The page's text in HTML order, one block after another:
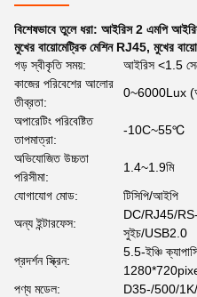
বিশেষভাবে তুলে ধরা: আইরিস 2 এমপি
মুখের বায়োমেট্রিক মেশিন RJ45, মুখের
গড় স্বীকৃতি সময়:
আইরিস <1.5
কাজের পরিবেশের আলোর
তীব্রতা:
0~6000Lux (অ
অপারেটিং পরিবেষ্টিত
তাপমাত্রা:
-10C~55℃
অভিযোজিত উচ্চতা
পরিসীমা:
1.4~1.9মি
যোগাযোগ মোড:
টিসিপি/আইপি
অন্য ইন্টারফেস:
DC/RJ45/
সুইচ/USB2.0
প্রদর্শন স্ক্রিন:
5.5-ইঞ্চি
পণ্য মডেল:
D35-/500/